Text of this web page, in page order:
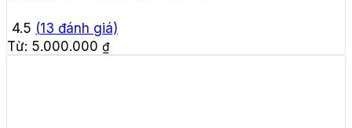
4.5 (13 đánh giá)
Từ: 5.000.000 ₫